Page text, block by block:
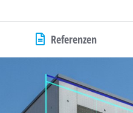
Referenzen